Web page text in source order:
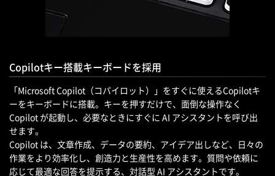
Copilotキー搭載キーボードを採用
「Microsoft Copilot（コパイロット）」をすぐに使えるCopilotキ
ーをキーボードに搭載。キーを押すだけで、面倒な操作なく
Copilot が起動し、必要なときにすぐに AI アシスタントを呼び出
せます。
Copilot は、文章作成、データの要約、アイデア出しなど、日々の
作業をより効率化し、創造力と生産性を高めます。質問や依頼に
応じて最適な回答を提示する、対話型 AI アシスタントです。